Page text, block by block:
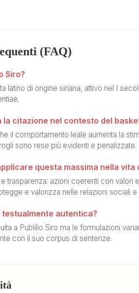
(FAQ)
Siro?
latino di origine siriana, attivo nel I
la citazione nel contesto del
il comportamento leale aumenta la
sono rese più evidenti e penalizzate.
questa massima nella vita
trasparenza: azioni coerenti con valori
e valorizza nelle relazioni sociali e
testualmente autentica?
a Publilio Siro ma le formulazioni
con il suo corpus di sentenze.